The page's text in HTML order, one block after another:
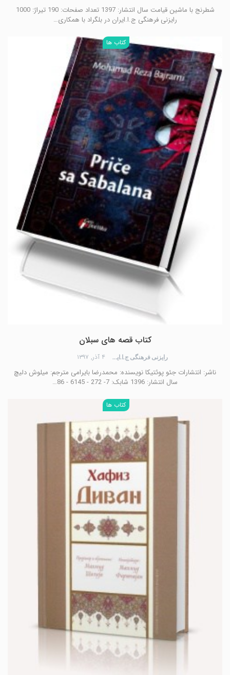
شطرنج با ماشین قیامت سال انتشار: 1397 تعداد صفحات: 190 تیراژ: 1000
رایزنی فرهنگی ج.ا.ایران در بلگراد با همکاری…
کتاب ها
کتاب قصه های سبلان
رایزنی فرهنگی ج.ا.ایران ۴ آذر, ۱۳۹۷
ناشر: انتشارات جئو پوئتیکا نویسنده: محمدرضا بایرامی مترجم: میلوش دلیچ
سال انتشار: 1396 شابک: 7- 272 - 6145 - 86…
کتاب ها